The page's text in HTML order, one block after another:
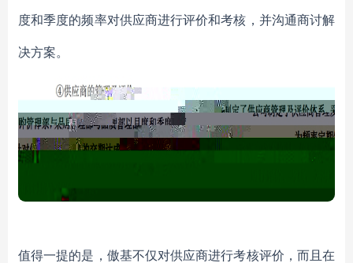
度和季度的频率对供应商进行评价和考核，并沟通商讨解
决方案。
值得一提的是，傲基不仅对供应商进行考核评价，而且在